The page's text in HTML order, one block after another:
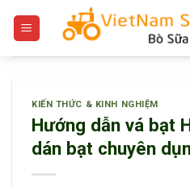
KIẾN THỨC & KINH NGHIỆM
Hướng dẫn vá bạt
dán bạt chuyên